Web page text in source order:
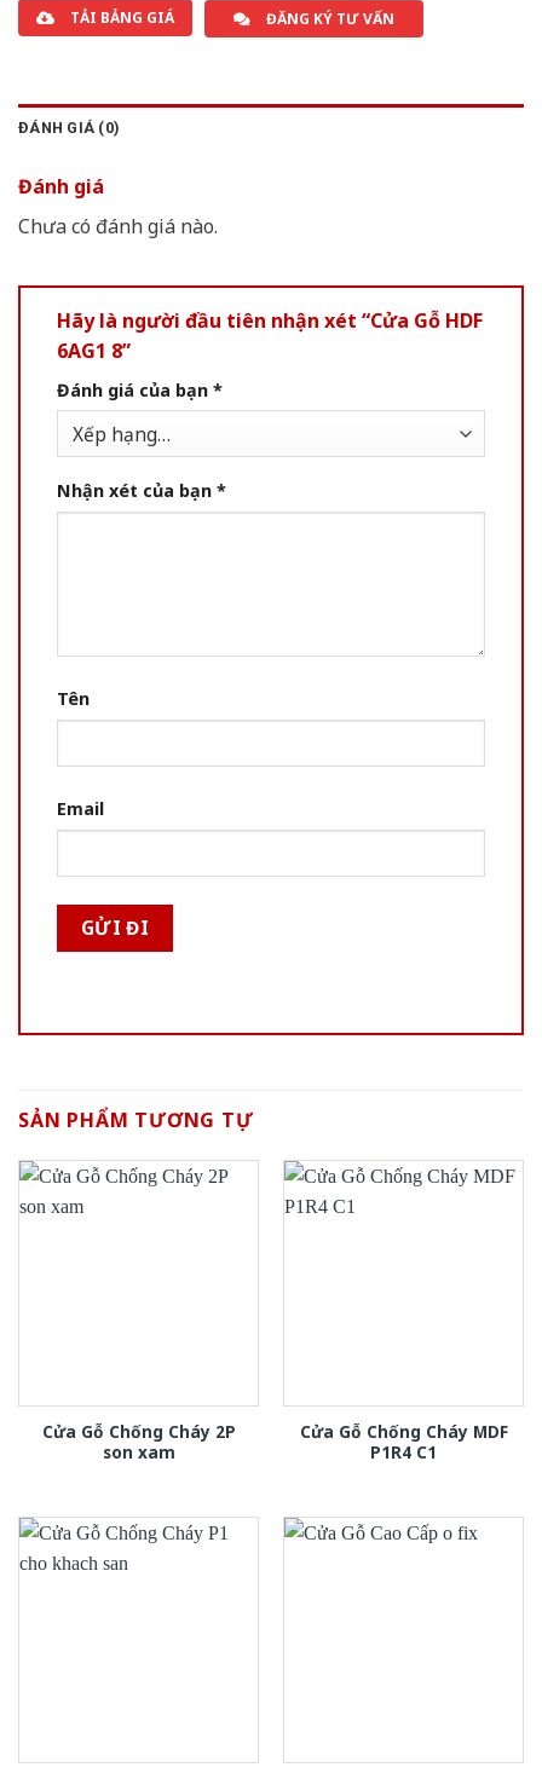
TẢI BẢNG GIÁ ĐĂNG KÝ TƯ VẤN
ĐÁNH GIÁ (0)
Đánh giá
Chưa có đánh giá nào.
Hãy là người đầu tiên nhận xét “Cửa Gỗ HDF
6AG1 8”
Đánh giá của bạn *
Nhận xét của bạn *
Tên
Email
SẢN PHẨM TƯƠNG TỰ
Cửa Gỗ Chống Cháy 2P
son xam
Cửa Gỗ Chống Cháy MDF
P1R4 C1